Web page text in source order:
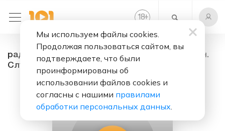
18+
радио Lira - на фоне тишины.. - радио онлайн.
Слушать бесплатно
Мы используем файлы cookies.
Продолжая пользоваться сайтом, вы
подтверждаете, что были
проинформированы об
использовании файлов cookies и
согласны с нашими правилами
обработки персональных данных.